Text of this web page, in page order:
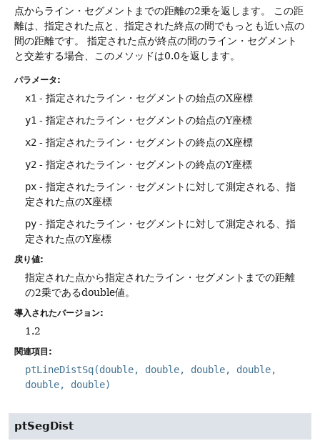
点からライン・セグメントまでの距離の2乗を返します。
この距
離は、指定された点と、指定された終点の間でもっとも近い点の
間の距離です。
指定された点が終点の間のライン・セグメント
と交差する場合、このメソッドは0.0を返します。
パラメータ:
x1 - 指定されたライン・セグメントの始点のX座標
y1 - 指定されたライン・セグメントの始点のY座標
x2 - 指定されたライン・セグメントの終点のX座標
y2 - 指定されたライン・セグメントの終点のY座標
px - 指定されたライン・セグメントに対して測定される、指
定された点のX座標
py - 指定されたライン・セグメントに対して測定される、指
定された点のY座標
戻り値:
指定された点から指定されたライン・セグメントまでの距離
の2乗であるdouble値。
導入されたバージョン:
1.2
関連項目:
ptLineDistSq(double, double, double, double,
double, double)
ptSegDist